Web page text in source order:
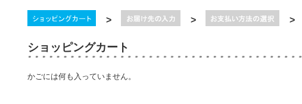
> > >
ショッピングカート
かごには何も入っていません。